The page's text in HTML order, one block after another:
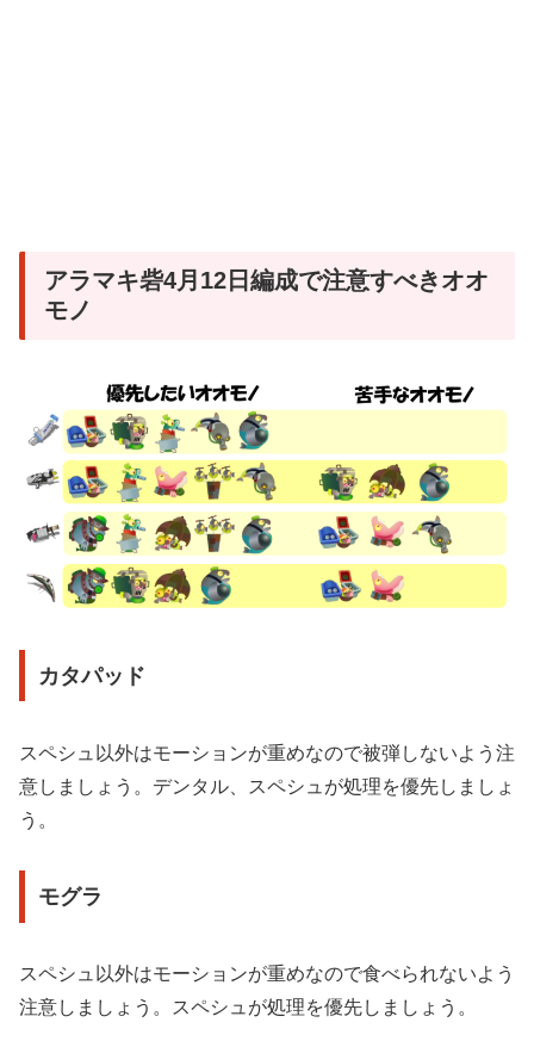
アラマキ砦4月12日編成で注意すべきオオ
モノ
カタパッド
スペシュ以外はモーションが重めなので被弾しないよう注
意しましょう。デンタル、スペシュが処理を優先しましょ
う。
モグラ
スペシュ以外はモーションが重めなので食べられないよう
注意しましょう。スペシュが処理を優先しましょう。